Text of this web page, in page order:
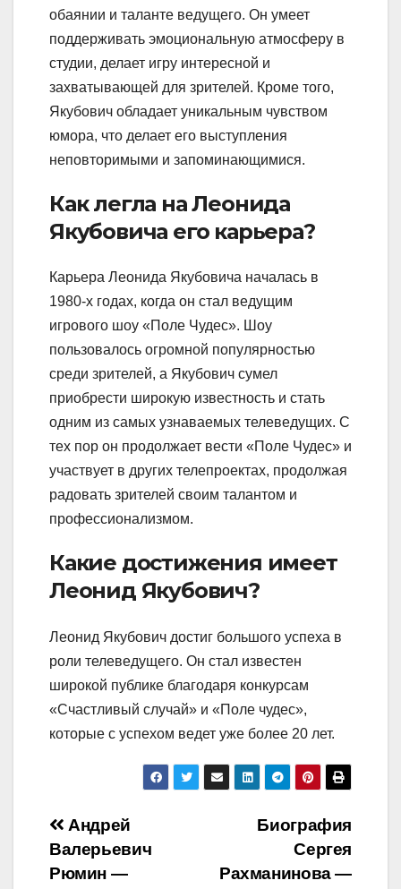
обаянии и таланте ведущего. Он умеет
поддерживать эмоциональную атмосферу в
студии, делает игру интересной и
захватывающей для зрителей. Кроме того,
Якубович обладает уникальным чувством
юмора, что делает его выступления
неповторимыми и запоминающимися.
Как легла на Леонида
Якубовича его карьера?
Карьера Леонида Якубовича началась в
1980-х годах, когда он стал ведущим
игрового шоу «Поле Чудес». Шоу
пользовалось огромной популярностью
среди зрителей, а Якубович сумел
приобрести широкую известность и стать
одним из самых узнаваемых телеведущих. С
тех пор он продолжает вести «Поле Чудес» и
участвует в других телепроектах, продолжая
радовать зрителей своим талантом и
профессионализмом.
Какие достижения имеет
Леонид Якубович?
Леонид Якубович достиг большого успеха в
роли телеведущего. Он стал известен
широкой публике благодаря конкурсам
«Счастливый случай» и «Поле чудес»,
которые с успехом ведет уже более 20 лет.
Навигация
по
Биография
Сергея
Рахманинова —
Андрей
Валерьевич
Рюмин —